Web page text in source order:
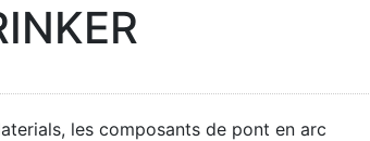
les composants de pont en arc